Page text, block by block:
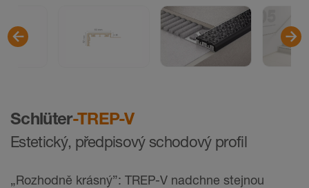
Schlüter-TREP-V
Estetický, předpisový schodový profil
„Rozhodně krásný”: TREP-V nadchne stejnou